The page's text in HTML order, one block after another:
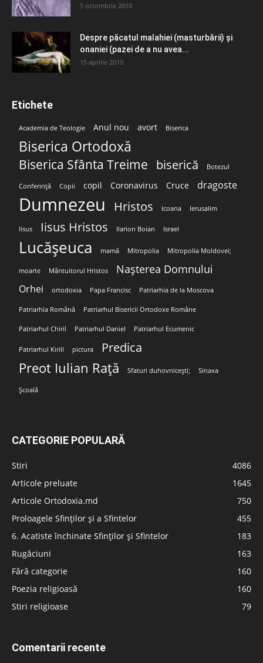
5 octombrie 2010
Despre păcatul malahiei (masturbării) şi
onaniei (pazei de a nu avea...
15 aprilie 2010
Etichete
Academia de Teologie Anul nou avort Biserica
Biserica Ortodoxă
Biserica Sfânta Treime biserică Botezul
Conferință Copii copil Coronavirus Cruce dragoste
Dumnezeu Hristos Icoana Ierusalim
Iisus Iisus Hristos Ilarion Boian Israel
Lucășeuca mamă Mitropolia Mitropolia Moldovei;
moarte Mântuitorul Hristos Nașterea Domnului
Orhei ortodoxia Papa Francisc Patriarhia de la Moscova
Patriarhia Română Patriarhul Bisericii Ortodoxe Române
Patriarhul Chiril Patriarhul Daniel Patriarhul Ecumenic
Patriarhul Kirill pictura Predica
Preot Iulian Rață Sfaturi duhovnicești; Sinaxa
Școală
CATEGORIE POPULARĂ
Stiri
4086
Articole preluate
1645
Articole Ortodoxia.md
750
Proloagele Sfinților și a Sfintelor
455
6. Acatiste închinate Sfinților și Sfintelor
183
Rugăciuni
163
Fără categorie
160
Poezia religioasă
160
Stiri religioase
79
Comentarii recente